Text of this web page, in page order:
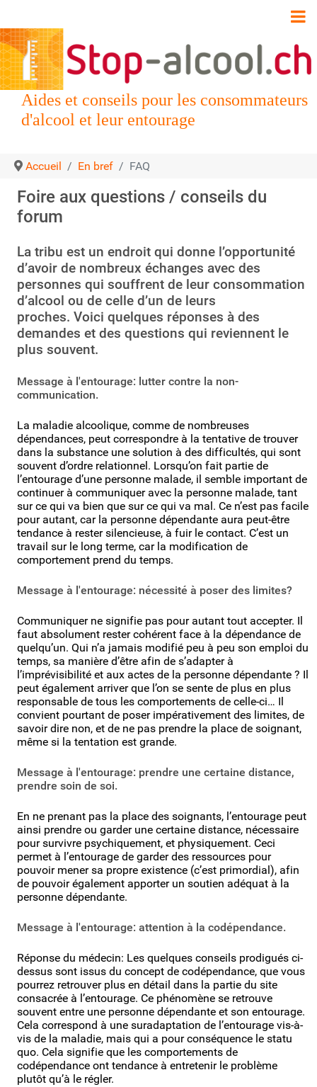
Aides et conseils pour les consommateurs
d'alcool et leur entourage
Accueil En bref FAQ
Foire aux questions / conseils du
forum
La tribu est un endroit qui donne l’opportunité
d’avoir de nombreux échanges avec des
personnes qui souffrent de leur consommation
d’alcool ou de celle d’un de leurs
proches. Voici quelques réponses à des
demandes et des questions qui reviennent le
plus souvent.
Message à l'entourage: lutter contre la non-
communication.
La maladie alcoolique, comme de nombreuses
dépendances, peut correspondre à la tentative de trouver
dans la substance une solution à des difficultés, qui sont
souvent d’ordre relationnel. Lorsqu’on fait partie de
l’entourage d’une personne malade, il semble important de
continuer à communiquer avec la personne malade, tant
sur ce qui va bien que sur ce qui va mal. Ce n’est pas facile
pour autant, car la personne dépendante aura peut-être
tendance à rester silencieuse, à fuir le contact. C’est un
travail sur le long terme, car la modification de
comportement prend du temps.
Message à l'entourage: nécessité à poser des limites?
Communiquer ne signifie pas pour autant tout accepter. Il
faut absolument rester cohérent face à la dépendance de
quelqu’un. Qui n’a jamais modifié peu à peu son emploi du
temps, sa manière d’être afin de s’adapter à
l’imprévisibilité et aux actes de la personne dépendante ? Il
peut également arriver que l’on se sente de plus en plus
responsable de tous les comportements de celle-ci… Il
convient pourtant de poser impérativement des limites, de
savoir dire non, et de ne pas prendre la place de soignant,
même si la tentation est grande.
Message à l'entourage: prendre une certaine distance,
prendre soin de soi.
En ne prenant pas la place des soignants, l’entourage peut
ainsi prendre ou garder une certaine distance, nécessaire
pour survivre psychiquement, et physiquement. Ceci
permet à l’entourage de garder des ressources pour
pouvoir mener sa propre existence (c’est primordial), afin
de pouvoir également apporter un soutien adéquat à la
personne dépendante.
Message à l'entourage: attention à la codépendance.
Réponse du médecin: Les quelques conseils prodigués ci-
dessus sont issus du concept de codépendance, que vous
pourrez retrouver plus en détail dans la partie du site
consacrée à l’entourage. Ce phénomène se retrouve
souvent entre une personne dépendante et son entourage.
Cela correspond à une suradaptation de l’entourage vis-à-
vis de la maladie, mais qui a pour conséquence le statu
quo. Cela signifie que les comportements de
codépendance ont tendance à entretenir le problème
plutôt qu’à le régler.